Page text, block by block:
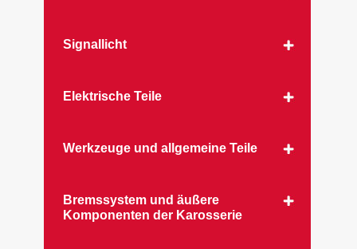
Signallicht
Elektrische Teile
Werkzeuge und allgemeine Teile
Bremssystem und äußere
Komponenten der Karosserie